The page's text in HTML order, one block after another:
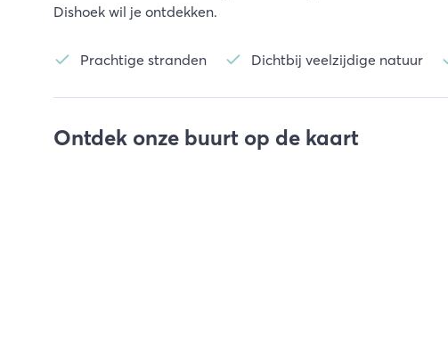
Dishoek wil je ontdekken.
Prachtige stranden Dichtbij veelzijdige natuur
Ontdek onze buurt op de kaart